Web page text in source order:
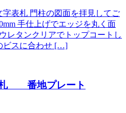
表札 門柱の図面を拝見してご
手仕上げでエッジを丸く面
レタンクリアでトップコートし
ビスに合わせ […]
札 番地プレート